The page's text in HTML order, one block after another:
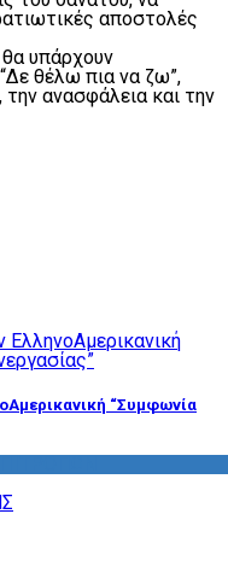
αποστολές
υπάρχουν
θέλω πια να ζω”,
ανασφάλεια και την
“Συμφωνία